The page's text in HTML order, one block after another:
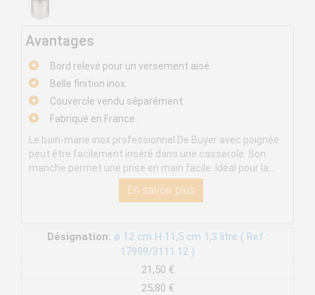
Avantages
Bord relevé pour un versement aisé.
Belle finition inox.
Couvercle vendu séparément.
Fabriqué en France.
Le bain-marie inox professionnel De Buyer avec poignée
peut être facilement inséré dans une casserole. Son
manche permet une prise en main facile. Idéal pour la...
En savoir plus
Désignation: ø 12 cm H 11,5 cm 1,3 litre ( Ref :
17999/3111.12 )
21,50 €
25,80 €